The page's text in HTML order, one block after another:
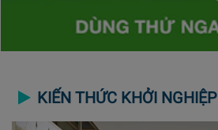
KIẾN THỨC KHỞI NGHIỆP